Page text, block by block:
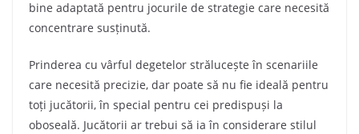
bine adaptată pentru jocurile de strategie care necesită
concentrare susținută.
Prinderea cu vârful degetelor strălucește în scenariile
care necesită precizie, dar poate să nu fie ideală pentru
toți jucătorii, în special pentru cei predispuși la
oboseală. Jucătorii ar trebui să ia în considerare stilul